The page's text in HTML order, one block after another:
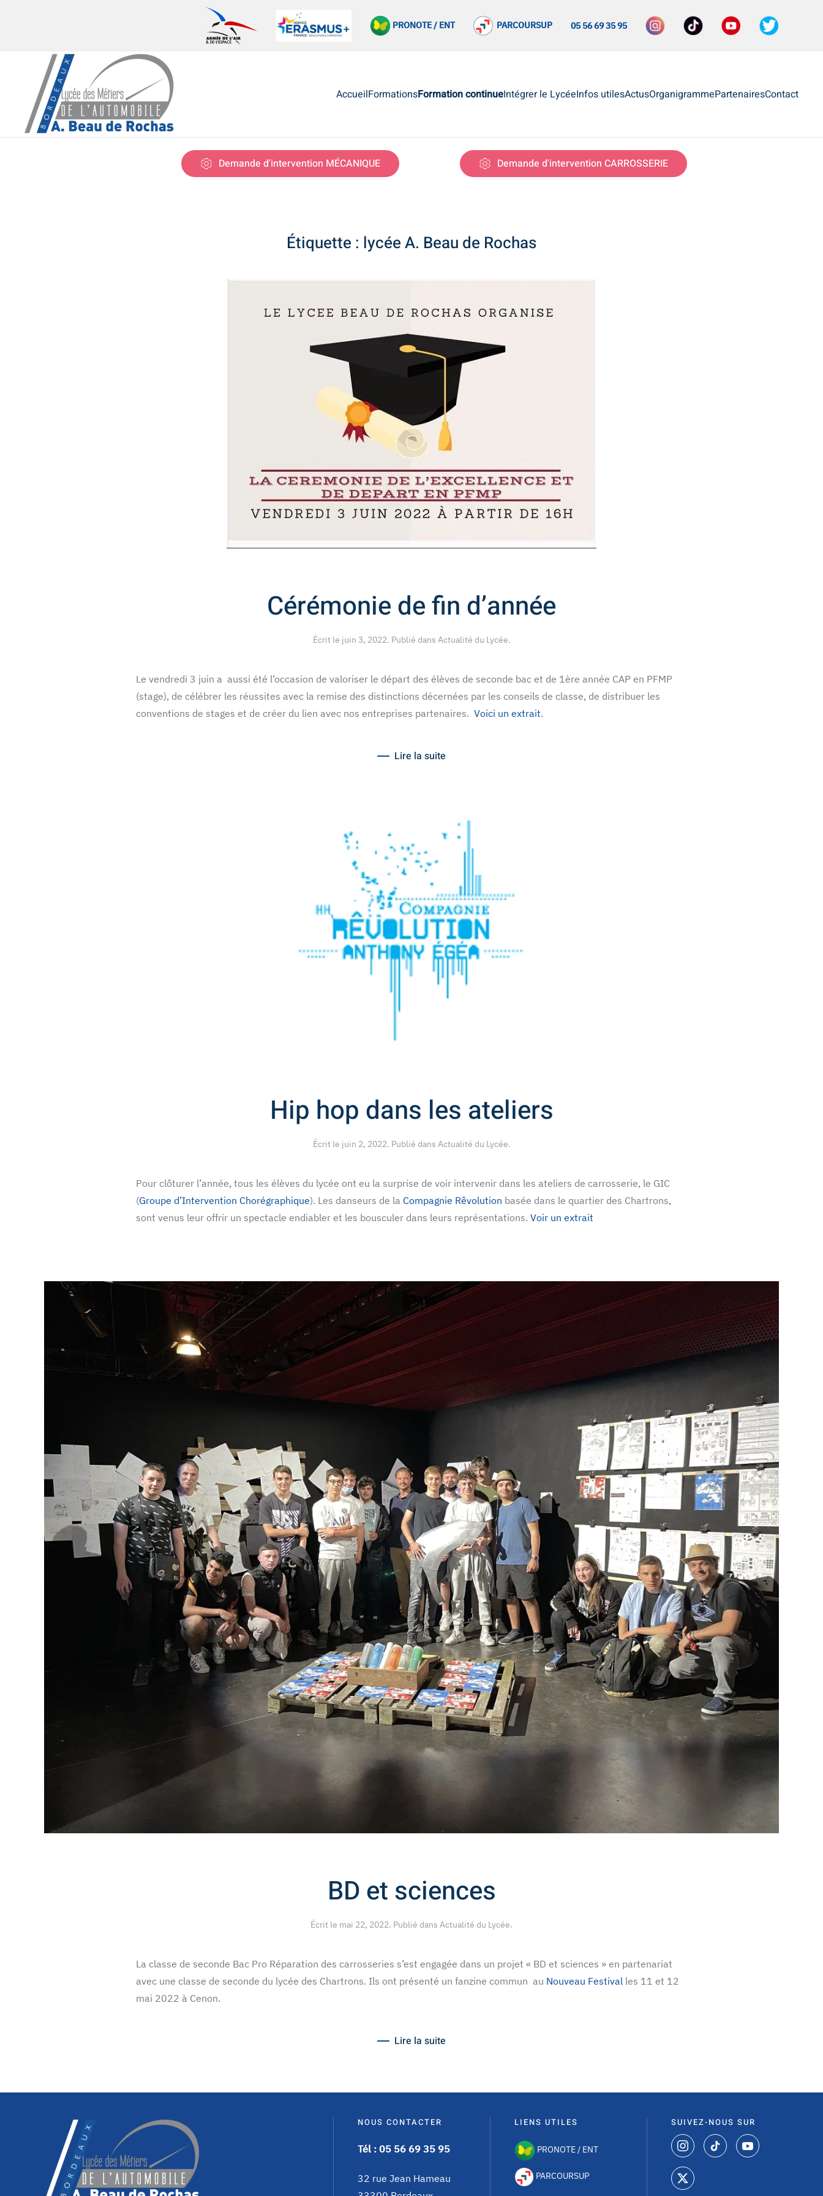
PRONOTE / ENT PARCOURSUP 05 56 69 35 95
AccueilFormationsFormation continueIntégrer le LycéeInfos utilesActusOrganigrammePartenairesContact
Demande d'intervention MÉCANIQUE Demande d'intervention CARROSSERIE
Étiquette : lycée A. Beau de Rochas
Cérémonie de fin d’année
Écrit le juin 3, 2022. Publié dans Actualité du Lycée.
Le vendredi 3 juin a aussi été l’occasion de valoriser le départ des élèves de seconde bac et de 1ère année CAP en PFMP
(stage), de célébrer les réussites avec la remise des distinctions décernées par les conseils de classe, de distribuer les
conventions de stages et de créer du lien avec nos entreprises partenaires. Voici un extrait.
Lire la suite
Hip hop dans les ateliers
Écrit le juin 2, 2022. Publié dans Actualité du Lycée.
Pour clôturer l’année, tous les élèves du lycée ont eu la surprise de voir intervenir dans les ateliers de carrosserie, le GIC
(Groupe d’Intervention Chorégraphique). Les danseurs de la Compagnie Rêvolution basée dans le quartier des Chartrons,
sont venus leur offrir un spectacle endiabler et les bousculer dans leurs représentations. Voir un extrait
BD et sciences
Écrit le mai 22, 2022. Publié dans Actualité du Lycée.
La classe de seconde Bac Pro Réparation des carrosseries s’est engagée dans un projet « BD et sciences » en partenariat
avec une classe de seconde du lycée des Chartrons. Ils ont présenté un fanzine commun au Nouveau Festival les 11 et 12
mai 2022 à Cenon.
Lire la suite
NOUS CONTACTER
Tél : 05 56 69 35 95
32 rue Jean Hameau
LIENS UTILES
PRONOTE / ENT
PARCOURSUP
SUIVEZ-NOUS SUR